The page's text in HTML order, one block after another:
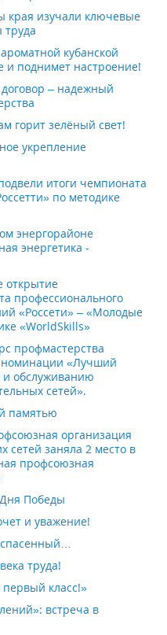
края изучали ключевые
кубанской
и поднимет настроение!
– надежный
горит зелёный свет!
укрепление
итоги чемпионата
по методике
энергорайоне
энергетика -
открытие
профессионального
«Россети» – «Молодые
«WorldSkills»
профмастерства
«Лучший
и обслуживанию
сетей».
памятью
организация
сетей заняла 2 место в
профсоюзная
Победы
и уважение!
труда!
класс!»
встреча в